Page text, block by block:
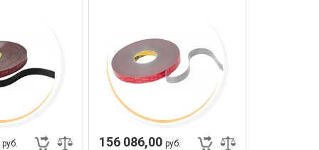
руб. 156 086,00 руб.